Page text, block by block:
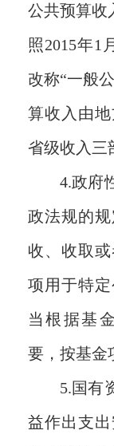
公共预算收
照2015年1
改称“一般
算收入由
省级收入三
4.政府
政法规的
收、收取
项用于特
当根据基
要，按基金
5.国有
益作出支